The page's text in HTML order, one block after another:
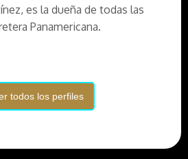
es la dueña de todas las
Panamericana.